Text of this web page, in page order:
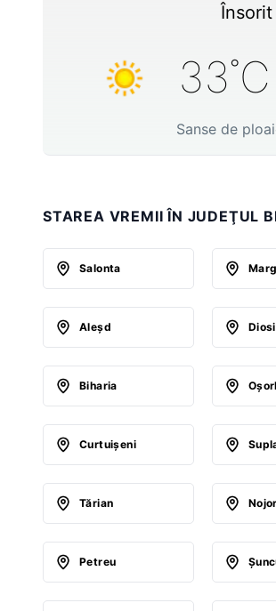
Însorit
33˚C
Sanse de
STAREA VREMII ÎN JUDEŢUL
Salonta
Aleşd
Biharia
Curtuişeni
Tărian
Petreu